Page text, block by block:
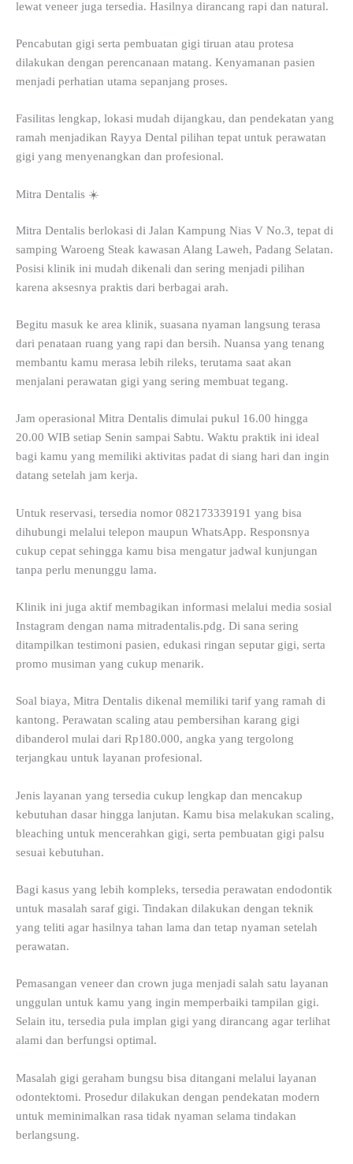
lewat veneer juga tersedia. Hasilnya dirancang rapi dan natural.
Pencabutan gigi serta pembuatan gigi tiruan atau protesa
dilakukan dengan perencanaan matang. Kenyamanan pasien
menjadi perhatian utama sepanjang proses.
Fasilitas lengkap, lokasi mudah dijangkau, dan pendekatan yang
ramah menjadikan Rayya Dental pilihan tepat untuk perawatan
gigi yang menyenangkan dan profesional.
Mitra Dentalis ☀️
Mitra Dentalis berlokasi di Jalan Kampung Nias V No.3, tepat di
samping Waroeng Steak kawasan Alang Laweh, Padang Selatan.
Posisi klinik ini mudah dikenali dan sering menjadi pilihan
karena aksesnya praktis dari berbagai arah.
Begitu masuk ke area klinik, suasana nyaman langsung terasa
dari penataan ruang yang rapi dan bersih. Nuansa yang tenang
membantu kamu merasa lebih rileks, terutama saat akan
menjalani perawatan gigi yang sering membuat tegang.
Jam operasional Mitra Dentalis dimulai pukul 16.00 hingga
20.00 WIB setiap Senin sampai Sabtu. Waktu praktik ini ideal
bagi kamu yang memiliki aktivitas padat di siang hari dan ingin
datang setelah jam kerja.
Untuk reservasi, tersedia nomor 082173339191 yang bisa
dihubungi melalui telepon maupun WhatsApp. Responsnya
cukup cepat sehingga kamu bisa mengatur jadwal kunjungan
tanpa perlu menunggu lama.
Klinik ini juga aktif membagikan informasi melalui media sosial
Instagram dengan nama mitradentalis.pdg. Di sana sering
ditampilkan testimoni pasien, edukasi ringan seputar gigi, serta
promo musiman yang cukup menarik.
Soal biaya, Mitra Dentalis dikenal memiliki tarif yang ramah di
kantong. Perawatan scaling atau pembersihan karang gigi
dibanderol mulai dari Rp180.000, angka yang tergolong
terjangkau untuk layanan profesional.
Jenis layanan yang tersedia cukup lengkap dan mencakup
kebutuhan dasar hingga lanjutan. Kamu bisa melakukan scaling,
bleaching untuk mencerahkan gigi, serta pembuatan gigi palsu
sesuai kebutuhan.
Bagi kasus yang lebih kompleks, tersedia perawatan endodontik
untuk masalah saraf gigi. Tindakan dilakukan dengan teknik
yang teliti agar hasilnya tahan lama dan tetap nyaman setelah
perawatan.
Pemasangan veneer dan crown juga menjadi salah satu layanan
unggulan untuk kamu yang ingin memperbaiki tampilan gigi.
Selain itu, tersedia pula implan gigi yang dirancang agar terlihat
alami dan berfungsi optimal.
Masalah gigi geraham bungsu bisa ditangani melalui layanan
odontektomi. Prosedur dilakukan dengan pendekatan modern
untuk meminimalkan rasa tidak nyaman selama tindakan
berlangsung.